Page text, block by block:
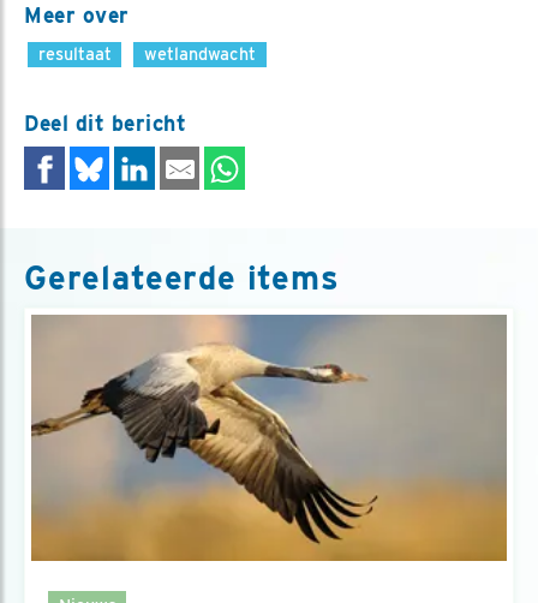
Meer over
resultaat wetlandwacht
Deel dit bericht
Gerelateerde items